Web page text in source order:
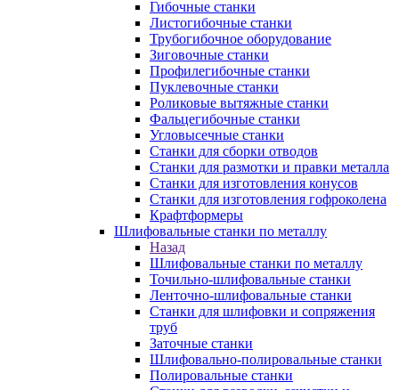
Гибочные станки
Листогибочные станки
Трубогибочное оборудование
Зиговочные станки
Профилегибочные станки
Пуклевочные станки
Роликовые вытяжные станки
Фальцегибочные станки
Угловысечные станки
Станки для сборки отводов
Станки для размотки и правки металла
Станки для изготовления конусов
Станки для изготовления гофроколена
Крафтформеры
Шлифовальные станки по металлу
Назад
Шлифовальные станки по металлу
Точильно-шлифовальные станки
Ленточно-шлифовальные станки
Станки для шлифовки и сопряжения
труб
Заточные станки
Шлифовально-полировальные станки
Полировальные станки